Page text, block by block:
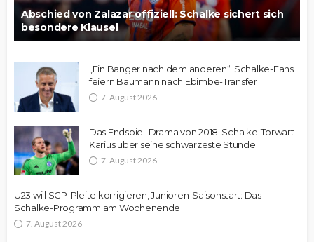
Abschied von Zalazar offiziell: Schalke sichert sich
besondere Klausel
„Ein Banger nach dem anderen“: Schalke-Fans
feiern Baumann nach Ebimbe-Transfer
7. August 2026
Das Endspiel-Drama von 2018: Schalke-Torwart
Karius über seine schwärzeste Stunde
7. August 2026
U23 will SCP-Pleite korrigieren, Junioren-Saisonstart: Das
Schalke-Programm am Wochenende
7. August 2026